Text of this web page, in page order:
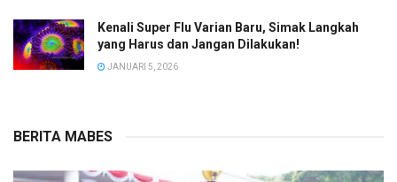
Kenali Super Flu Varian Baru, Simak Langkah
yang Harus dan Jangan Dilakukan!
JANUARI 5, 2026
BERITA MABES